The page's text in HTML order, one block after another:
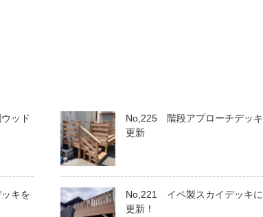
ッド
No,225 階段アプローチデッキ
更新
キを
No,221 イペ製スカイデッキに
更新！